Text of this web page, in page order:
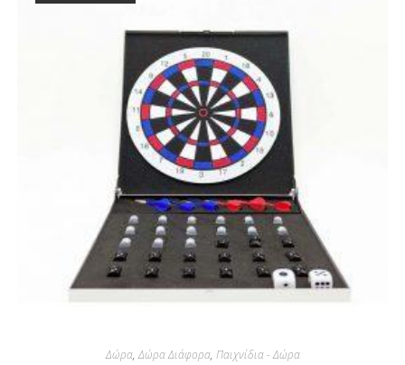
Δώρα,Δώρα Διάφορα, Παιχνίδια - Δώρα